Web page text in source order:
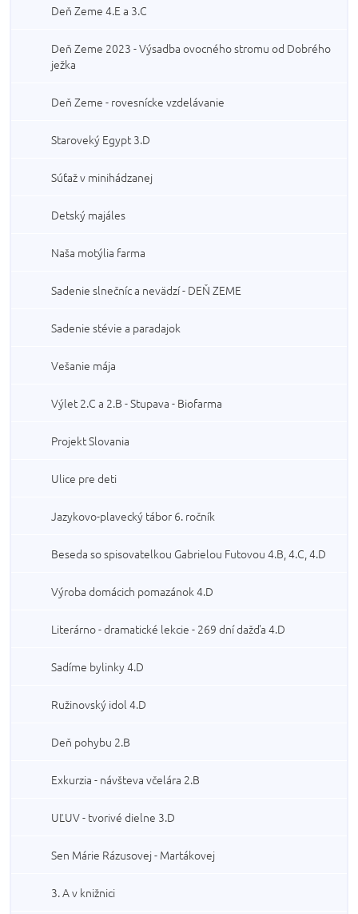
Deň Zeme 4.E a 3.C
Deň Zeme 2023 - Výsadba ovocného stromu od Dobrého
ježka
Deň Zeme - rovesnícke vzdelávanie
Staroveký Egypt 3.D
Súťaž v minihádzanej
Detský majáles
Naša motýlia farma
Sadenie slnečníc a nevädzí - DEŇ ZEME
Sadenie stévie a paradajok
Vešanie mája
Výlet 2.C a 2.B - Stupava - Biofarma
Projekt Slovania
Ulice pre deti
Jazykovo-plavecký tábor 6. ročník
Beseda so spisovatelkou Gabrielou Futovou 4.B, 4.C, 4.D
Výroba domácich pomazánok 4.D
Literárno - dramatické lekcie - 269 dní dažďa 4.D
Sadíme bylinky 4.D
Ružinovský idol 4.D
Deň pohybu 2.B
Exkurzia - návšteva včelára 2.B
UĽUV - tvorivé dielne 3.D
Sen Márie Rázusovej - Martákovej
3. A v knižnici